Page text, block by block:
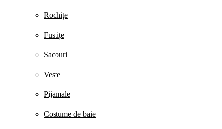
Rochițe
Fustițe
Sacouri
Veste
Pijamale
Costume de baie